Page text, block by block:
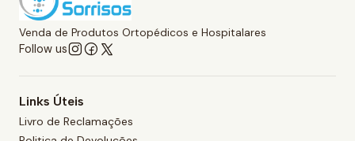
Venda de Produtos Ortopédicos e Hospitalares
Follow us
Links Úteis
Livro de Reclamações